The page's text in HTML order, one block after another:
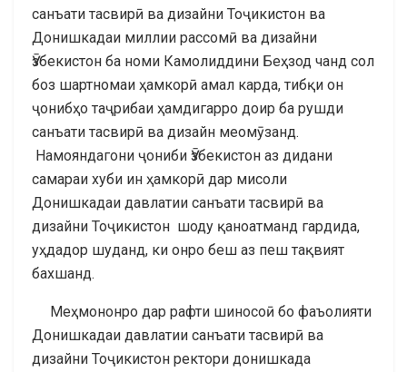
санъати тасвирӣ ва дизайни Тоҷикистон ва
Донишкадаи миллии рассомӣ ва дизайни
Ӯзбекистон ба номи Камолиддини Беҳзод чанд сол
боз шартномаи ҳамкорӣ амал карда, тибқи он
ҷонибҳо таҷрибаи ҳамдигарро доир ба рушди
санъати тасвирӣ ва дизайн меомӯзанд.
Намояндагони ҷониби Ӯзбекистон аз дидани
самараи хуби ин ҳамкорӣ дар мисоли
Донишкадаи давлатии санъати тасвирӣ ва
дизайни Тоҷикистон шоду қаноатманд гардида,
уҳдадор шуданд, ки онро беш аз пеш тақвият
бахшанд.
Меҳмононро дар рафти шиносоӣ бо фаъолияти
Донишкадаи давлатии санъати тасвирӣ ва
дизайни Тоҷикистон ректори донишкада